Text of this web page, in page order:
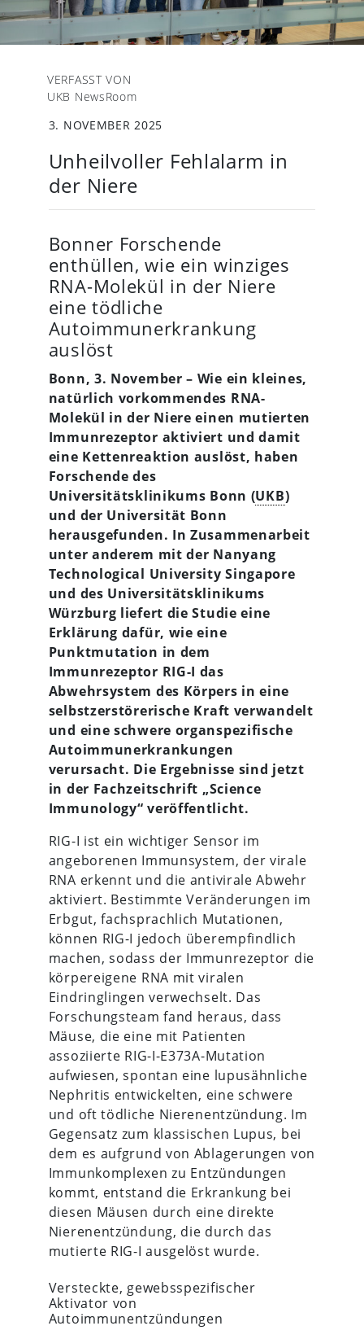
VERFASST VON
UKB NewsRoom
3. NOVEMBER 2025
Unheilvoller Fehlalarm in
der Niere
Bonner Forschende
enthüllen, wie ein winziges
RNA-Molekül in der Niere
eine tödliche
Autoimmunerkrankung
auslöst
Bonn, 3. November – Wie ein kleines,
natürlich vorkommendes RNA-
Molekül in der Niere einen mutierten
Immunrezeptor aktiviert und damit
eine Kettenreaktion auslöst, haben
Forschende des
Universitätsklinikums Bonn (UKB)
und der Universität Bonn
herausgefunden. In Zusammenarbeit
unter anderem mit der Nanyang
Technological University Singapore
und des Universitätsklinikums
Würzburg liefert die Studie eine
Erklärung dafür, wie eine
Punktmutation in dem
Immunrezeptor RIG-I das
Abwehrsystem des Körpers in eine
selbstzerstörerische Kraft verwandelt
und eine schwere organspezifische
Autoimmunerkrankungen
verursacht. Die Ergebnisse sind jetzt
in der Fachzeitschrift „Science
Immunology“ veröffentlicht.
RIG-I ist ein wichtiger Sensor im
angeborenen Immunsystem, der virale
RNA erkennt und die antivirale Abwehr
aktiviert. Bestimmte Veränderungen im
Erbgut, fachsprachlich Mutationen,
können RIG-I jedoch überempfindlich
machen, sodass der Immunrezeptor die
körpereigene RNA mit viralen
Eindringlingen verwechselt. Das
Forschungsteam fand heraus, dass
Mäuse, die eine mit Patienten
assoziierte RIG-I-E373A-Mutation
aufwiesen, spontan eine lupusähnliche
Nephritis entwickelten, eine schwere
und oft tödliche Nierenentzündung. Im
Gegensatz zum klassischen Lupus, bei
dem es aufgrund von Ablagerungen von
Immunkomplexen zu Entzündungen
kommt, entstand die Erkrankung bei
diesen Mäusen durch eine direkte
Nierenentzündung, die durch das
mutierte RIG-I ausgelöst wurde.
Versteckte, gewebsspezifischer
Aktivator von
Autoimmunentzündungen